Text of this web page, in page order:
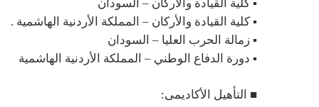
▪︎ كلية القيادة والأركان – السودان
▪︎ كلية القيادة والأركان – المملكة الأردنية الهاشمية .
▪︎ زمالة الحرب العليا – السودان
▪︎ دورة الدفاع الوطني – المملكة الأردنية الهاشمية
■ التأهيل الأكاديمى: